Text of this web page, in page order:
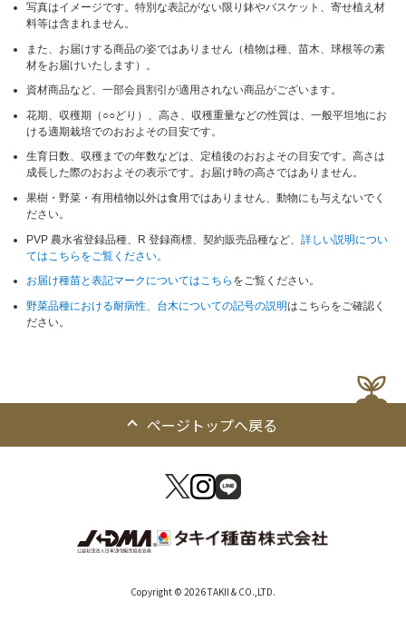
写真はイメージです。特別な表記がない限り鉢やバスケット、寄せ植え材
料等は含まれません。
また、お届けする商品の姿ではありません（植物は種、苗木、球根等の素
材をお届けいたします）。
資材商品など、一部会員割引が適用されない商品がございます。
花期、収穫期（○○どり）、高さ、収穫重量などの性質は、一般平坦地にお
ける適期栽培でのおおよその目安です。
生育日数、収穫までの年数などは、定植後のおおよその目安です。高さは
成長した際のおおよその表示です。お届け時の高さではありません。
果樹・野菜・有用植物以外は食用ではありません、動物にも与えないでく
ださい。
PVP 農水省登録品種、R 登録商標、契約販売品種など、詳しい説明につい
てはこちらをご覧ください。
お届け種苗と表記マークについてはこちら をご覧ください。
野菜品種における耐病性、台木についての記号の説明はこちらをご確認く
ださい。
ページトップへ戻る
Copyright © 2026 TAKII & CO.,LTD.